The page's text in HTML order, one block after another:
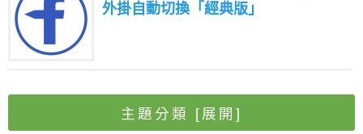
外掛自動切換「經典版」
主題分類 [展開]